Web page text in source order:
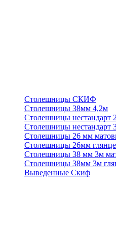
Столешницы СКИФ
Столешницы 38мм 4,2м
Столешницы нестандарт
Столешницы нестандарт
Столешницы 26 мм
Столешницы 26мм
Столешницы 38 мм 3м
Столешницы 38мм 3м
Выведенные Скиф